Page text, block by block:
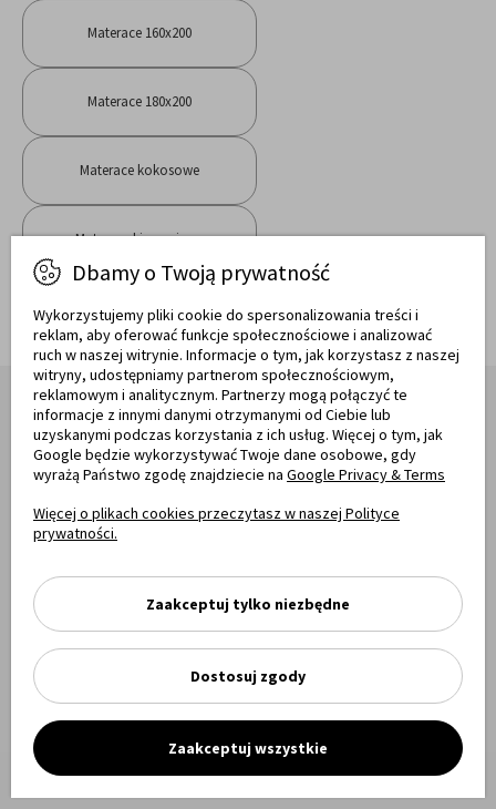
Materace 160x200
Materace 180x200
Materace kokosowe
Materace kieszeniowe
Zapisz się na nasz newsletter
wyprzedażach!
Opinie naszych klientów
Dbamy o Twoją prywatność
Wykorzystujemy pliki cookie do spersonalizowania treści i
reklam, aby oferować funkcje społecznościowe i analizować
ruch w naszej witrynie. Informacje o tym, jak korzystasz z naszej
witryny, udostępniamy partnerom społecznościowym,
reklamowym i analitycznym. Partnerzy mogą połączyć te
informacje z innymi danymi otrzymanymi od Ciebie lub
uzyskanymi podczas korzystania z ich usług. Więcej o tym, jak
Google będzie wykorzystywać Twoje dane osobowe, gdy
wyrażą Państwo zgodę znajdziecie na Google Privacy & Terms
Więcej o plikach cookies przeczytasz w naszej Polityce
prywatności.
Zaakceptuj tylko niezbędne
Dostosuj zgody
Zaakceptuj wszystkie